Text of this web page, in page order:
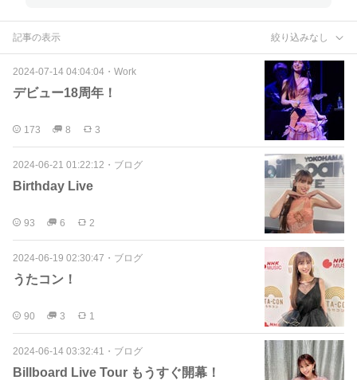
記事の表示 絞り込みなし
2024-07-14 04:04:04 ・ Work
デビュー18周年！
173 8 3
2024-06-21 01:22:12 ・ ブログ
Birthday Live
93 6 2
2024-06-19 02:30:47 ・ ブログ
うたコン！
90 3 1
2024-06-14 03:32:41 ・ ブログ
Billboard Live Tour もうすぐ開幕！